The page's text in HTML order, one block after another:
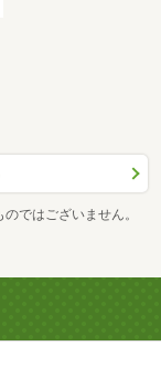
ではございません。